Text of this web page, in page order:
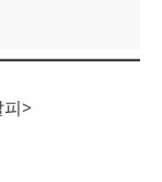
>